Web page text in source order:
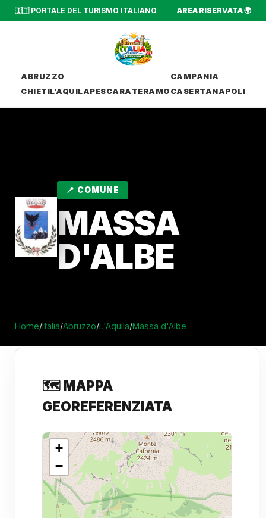
🇮🇹 PORTALE DEL TURISMO ITALIANO AREA RISERVATA 🌍
ABRUZZO
CHIETIL’AQUILAPESCARA TERAMO
CAMPANIA
CASERTANAPOLI
📍 COMUNE
MASSA
D'ALBE
Home/Italia/Abruzzo/L'Aquila/Massa d'Albe
🗺️ MAPPA
GEOREFERENZIATA
+
−